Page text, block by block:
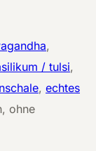
,
/ tulsi,
, echtes
ohne